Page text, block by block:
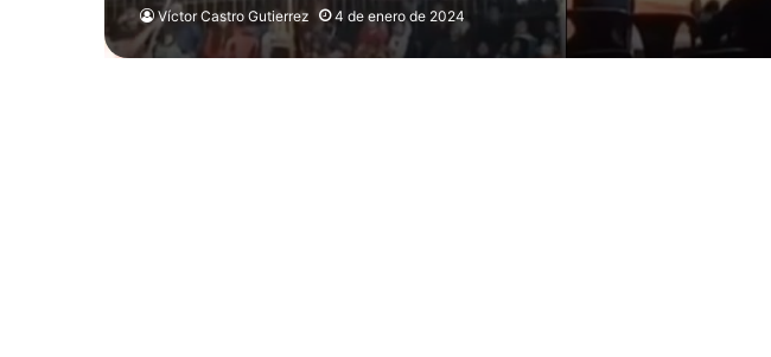
Víctor Castro Gutierrez 4 de enero de 2024